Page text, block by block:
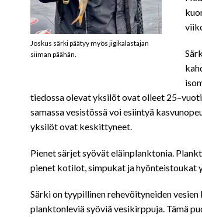
Joskus särki päätyy myös jigikalastajan
siiman päähän.
tiedossa olevat yksilöt ovat olleet
samassa vesistössä voi esiintyä
yksilöt ovat keskittyneet.
Pienet särjet syövät eläinplanktonia.
pienet kotilot, simpukat ja hyönteistoukat
Särki on tyypillinen rehevöityneiden
planktonleviä syöviä vesikirppuja. Tämä